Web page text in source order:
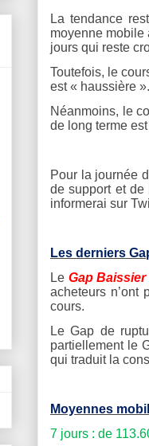
La tendance
moyenne mobile
jours qui reste
Toutefois, le
est « haussière ».
Néanmoins, le
de long terme
Pour la journée
de support et de
informerai sur
Les derniers
Le Gap
acheteurs n’ont
cours.
Le Gap de
partiellement le
qui traduit la
Moyennes
7 jours : de